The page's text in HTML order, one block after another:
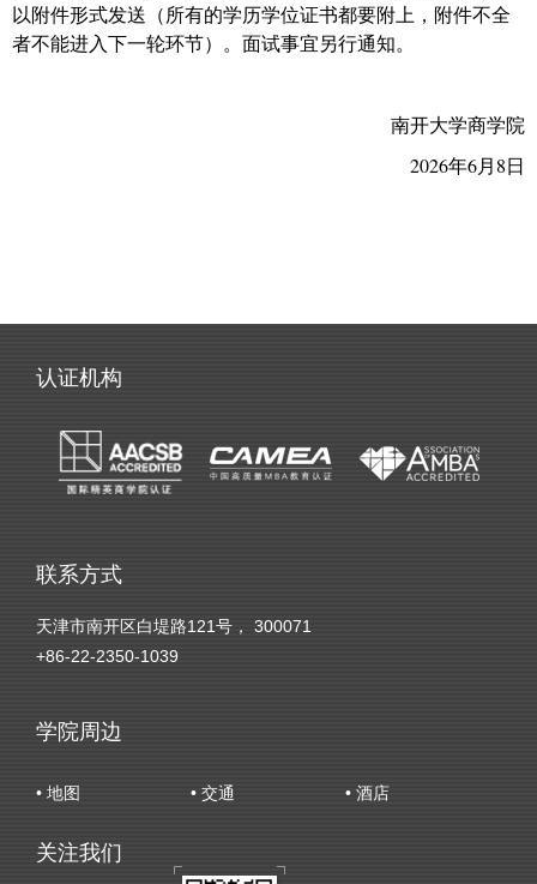
以附件形式发送（所有的学历学位证书都要附上，附件不全
者不能进入下一轮环节）。面试事宜另行通知。
南开大学商学院
2026年6月8日
认证机构
联系方式
天津市南开区白堤路121号， 300071
+86-22-2350-1039
学院周边
• 地图 • 交通 • 酒店
关注我们